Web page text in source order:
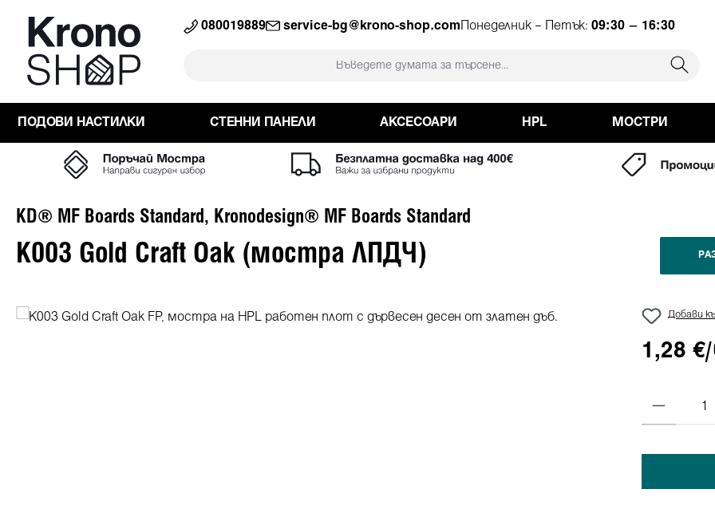
търсенето Преминете към основната навигация
080019889 service-bg@krono-shop.com Понеделник – Петък: 09:30 – 16:30
ПОДОВИ НАСТИЛКИ СТЕННИ ПАНЕЛИ АКСЕСОАРИ HPL МОСТРИ
KD® MF Boards Standard, Kronodesign® MF Boards Standard
K003 Gold Craft Oak (мостра ЛПДЧ)
Пропуснете галерия с изображения Добави
1,28